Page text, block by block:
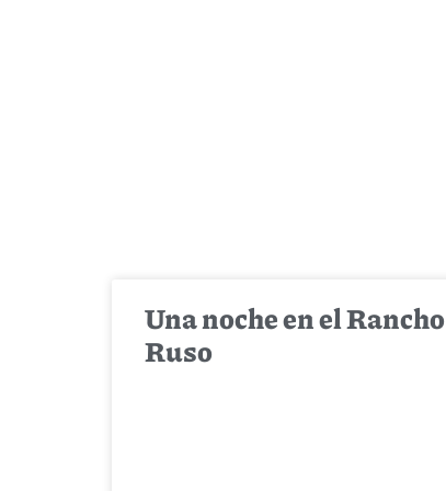
Una noche en el Rancho
Ruso